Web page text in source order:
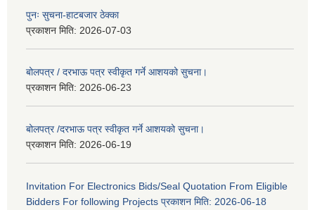
पुनः सुचना-हाटबजार ठेक्का
प्रकाशन मिति: 2026-07-03
बोलपत्र / दरभाऊ पत्र स्वीकृत गर्ने आशयको सुचना।
प्रकाशन मिति: 2026-06-23
बोलपत्र /दरभाऊ पत्र स्वीकृत गर्ने आशयको सुचना।
प्रकाशन मिति: 2026-06-19
Invitation For Electronics Bids/Seal Quotation From Eligible
Bidders For following Projects प्रकाशन मिति: 2026-06-18